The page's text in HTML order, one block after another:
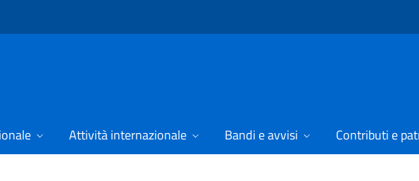
Attività internazionale Bandi e avvisi Contributi e